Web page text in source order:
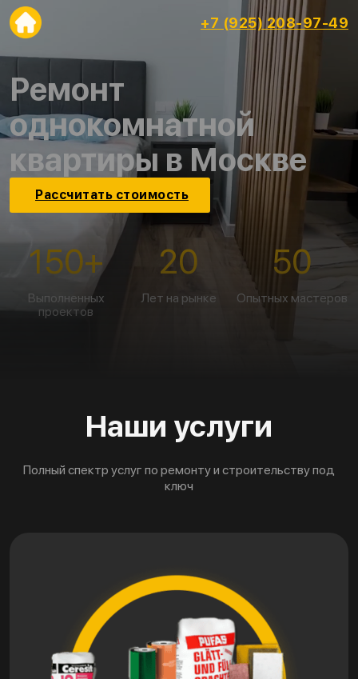
+7 (925) 208-97-49
Ремонт
однокомнатной
квартиры в Москве
Рассчитать стоимость
150+
Выполненных
проектов
20
Лет на рынке
50
Опытных мастеров
Наши услуги
Полный спектр услуг по ремонту и строительству под
ключ